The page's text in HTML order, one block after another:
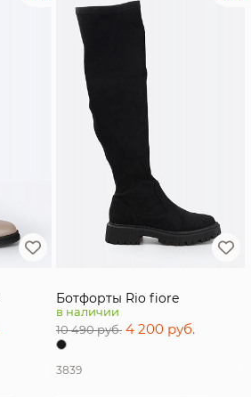
Ботфорты Rio fiore
в наличии
10 490 руб. 4 200 руб.
3839